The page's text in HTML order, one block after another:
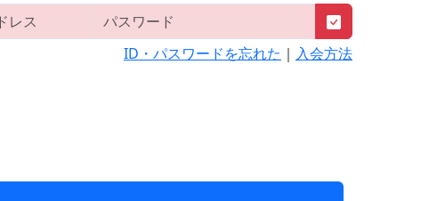
ID・パスワードを忘れた ｜ 入会方法